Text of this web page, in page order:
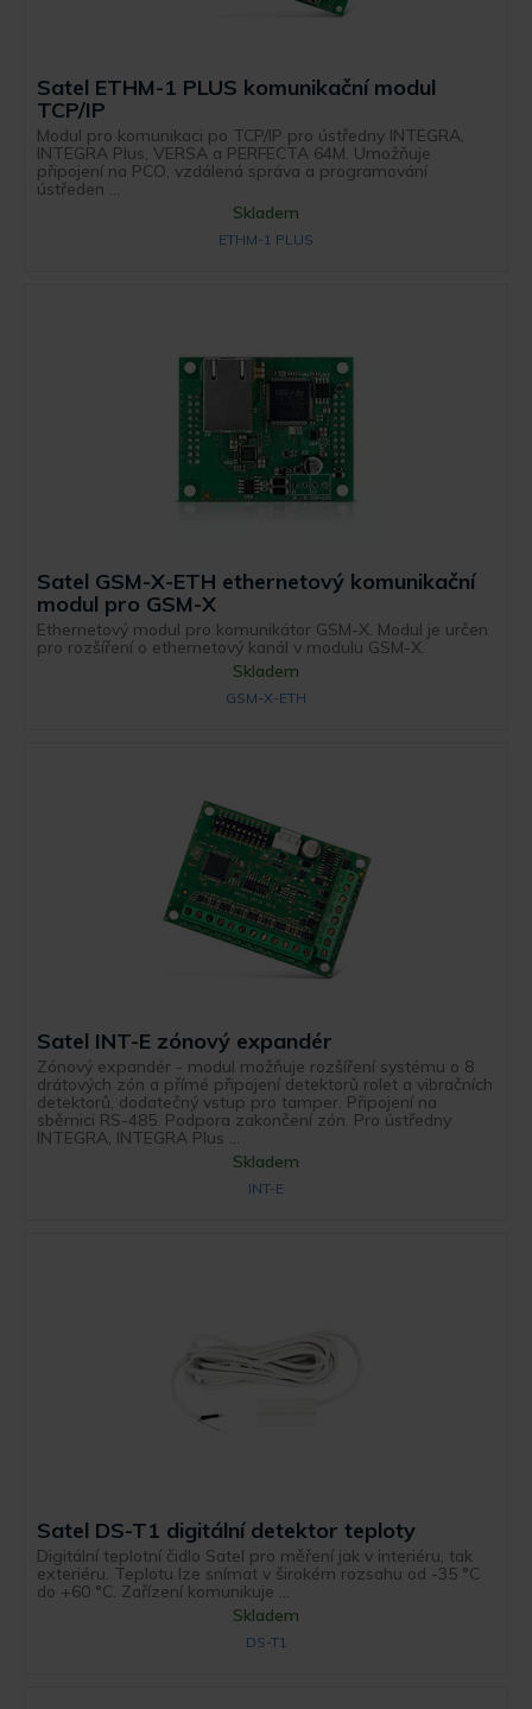
Satel ETHM-1 PLUS komunikační modul
TCP/IP
Modul pro komunikaci po TCP/IP pro ústředny INTEGRA,
INTEGRA Plus, VERSA a PERFECTA 64M. Umožňuje
připojení na PCO, vzdálená správa a programování
ústředen ...
Skladem
ETHM-1 PLUS
Satel GSM-X-ETH ethernetový komunikační
modul pro GSM-X
Ethernetový modul pro komunikátor GSM-X. Modul je určen
pro rozšíření o ethernetový kanál v modulu GSM-X.
Skladem
GSM-X-ETH
Satel INT-E zónový expandér
Zónový expandér - modul možňuje rozšíření systému o 8
drátových zón a přímé připojení detektorů rolet a vibračních
detektorů, dodatečný vstup pro tamper. Připojení na
sběrnici RS-485. Podpora zakončení zón. Pro ústředny
INTEGRA, INTEGRA Plus ...
Skladem
INT-E
Satel DS-T1 digitální detektor teploty
Digitální teplotní čidlo Satel pro měření jak v interiéru, tak
exteriéru. Teplotu lze snímat v širokém rozsahu od -35 °C
do +60 °C. Zařízení komunikuje ...
Skladem
DS-T1